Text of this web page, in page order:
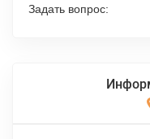
Задать вопрос: